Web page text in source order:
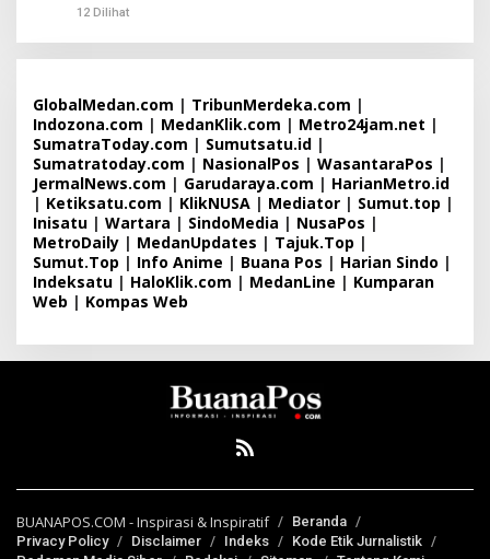
12 Dilihat
GlobalMedan.com | TribunMerdeka.com |
Indozona.com | MedanKlik.com | Metro24jam.net |
SumatraToday.com | Sumutsatu.id |
Sumatratoday.com | NasionalPos | WasantaraPos |
JermalNews.com | Garudaraya.com | HarianMetro.id
| Ketiksatu.com | KlikNUSA | Mediator | Sumut.top |
Inisatu | Wartara | SindoMedia | NusaPos |
MetroDaily | MedanUpdates | Tajuk.Top |
Sumut.Top | Info Anime | Buana Pos | Harian Sindo |
Indeksatu | HaloKlik.com | MedanLine | Kumparan
Web | Kompas Web
BUANAPOS.COM - Inspirasi & Inspiratif
Beranda
Privacy Policy
Disclaimer Indeks
Kode Etik Jurnalistik